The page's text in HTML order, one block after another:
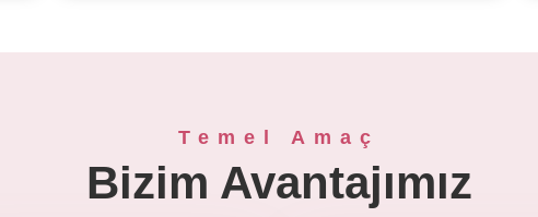
Temel Amaç
Bizim Avantajımız